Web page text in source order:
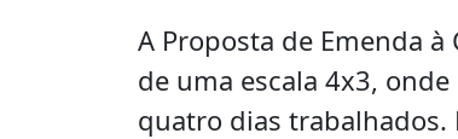
A Proposta de Emenda
de uma escala 4x3,
quatro dias trabalhados.